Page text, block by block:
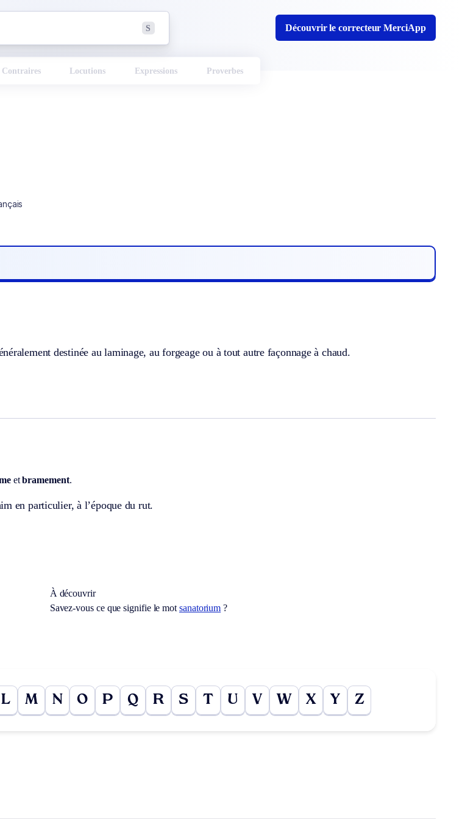
S Découvrir le correcteur MerciApp
Contraires Locutions Expressions Proverbes
destinée au laminage, au forgeage ou à tout autre façonnage à chaud.
etbramement.
en particulier, à l’époque du rut.
À découvrir
Savez-vous ce que signifie le mot sanatorium ?
L M N O P Q R S T U V W X Y Z